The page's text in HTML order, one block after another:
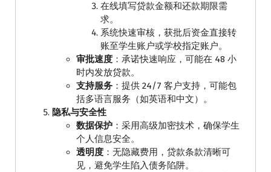
在线填写贷款金额和还款期限需
求。
系统快速审核，获批后资金直接转
账至学生账户或学校指定账户。
审批速度 ：承诺快速响应，可能在 48 小
时内发放贷款。
支持服务 ：提供 24/7 客户支持，可能包
括多语言服务（如英语和中文）。
隐私与安全性
数据保护 ：采用高级加密技术，确保学生
个人信息安全。
透明度 ：无隐藏费用，贷款条款清晰可
见，避免学生陷入债务陷阱。